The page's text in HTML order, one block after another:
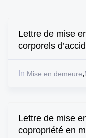
Lettre de mise
corporels
In Mise en demeure,
Lettre de mise
copropriété en